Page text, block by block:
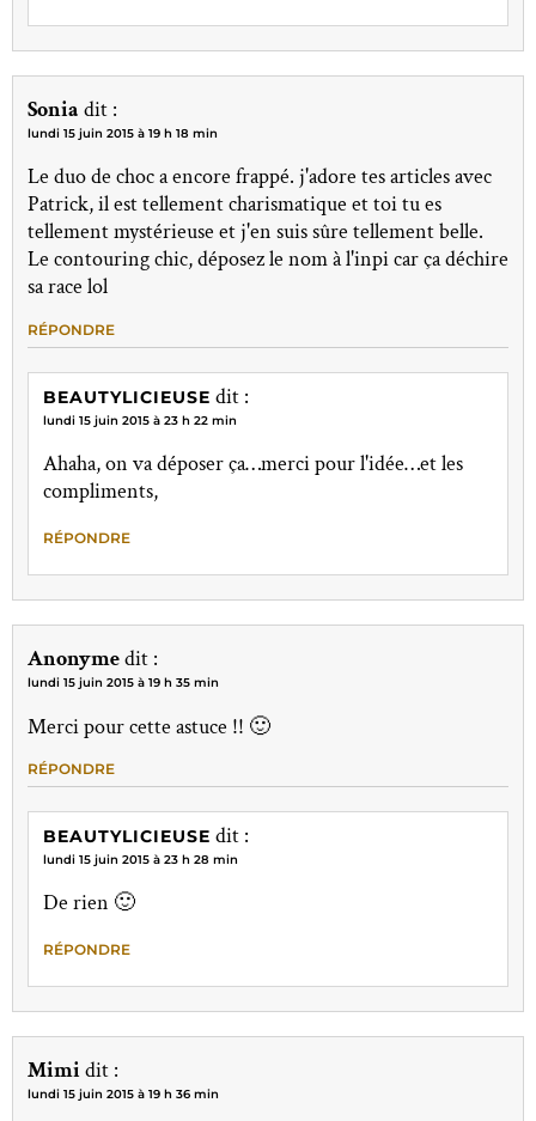
Sonia dit :
lundi 15 juin 2015 à 19 h 18 min
Le duo de choc a encore frappé. j'adore tes articles avec
Patrick, il est tellement charismatique et toi tu es
tellement mystérieuse et j'en suis sûre tellement belle.
Le contouring chic, déposez le nom à l'inpi car ça déchire
sa race lol
RÉPONDRE
BEAUTYLICIEUSE dit :
lundi 15 juin 2015 à 23 h 22 min
Ahaha, on va déposer ça…merci pour l'idée…et les
compliments,
RÉPONDRE
Anonymedit :
lundi 15 juin 2015 à 19 h 35 min
Merci pour cette astuce !! 🙂
RÉPONDRE
BEAUTYLICIEUSE dit :
lundi 15 juin 2015 à 23 h 28 min
De rien 🙂
RÉPONDRE
Mimidit :
lundi 15 juin 2015 à 19 h 36 min